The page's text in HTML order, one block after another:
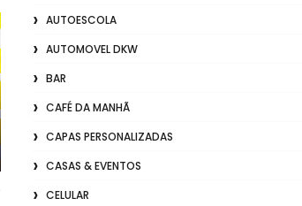
AUTOESCOLA
AUTOMOVEL DKW
BAR
CAFÉ DA MANHÃ
CAPAS PERSONALIZADAS
CASAS & EVENTOS
CELULAR